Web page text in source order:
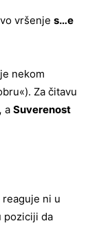
vršenje s…e
nekom
Za čitavu
, a Suverenost
reaguje ni u
poziciji da